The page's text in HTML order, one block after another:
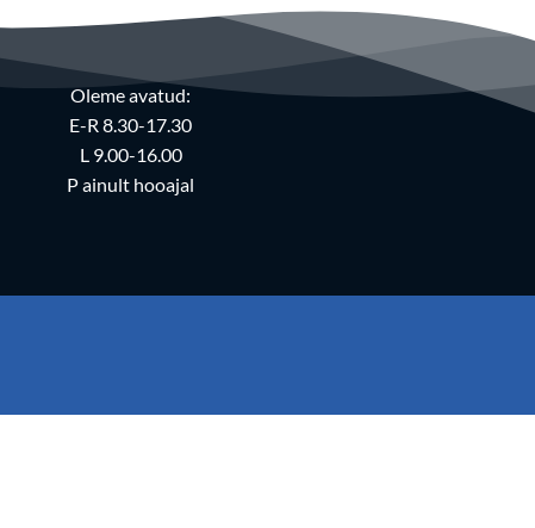
Oleme avatud:
E-R 8.30-17.30
L 9.00-16.00
P ainult hooajal